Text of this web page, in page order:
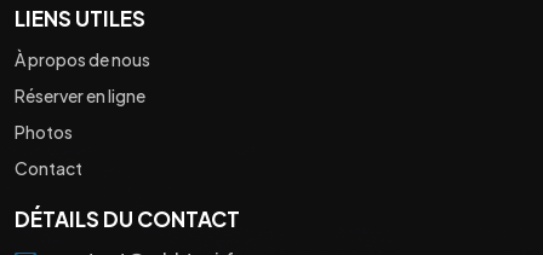
LIENS UTILES
À propos de nous
Réserver en ligne
Photos
Contact
DÉTAILS DU CONTACT